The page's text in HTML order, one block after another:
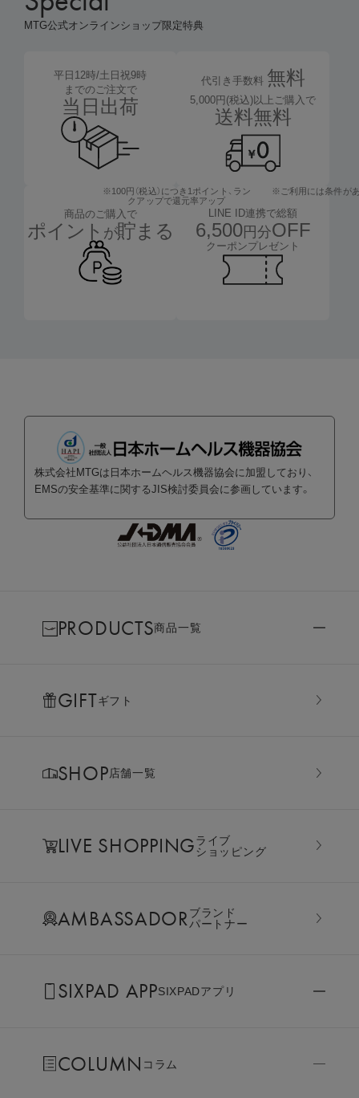
MTG公式オンラインショップ限定特典
平日12時/土日祝9時
までのご注文で
当日出荷
代引き手数料 無料
5,000円(税込)以上ご購入で
送料無料
商品のご購入で
ポイント が貯まる
※100円（税込）につき1ポイント、 ラン
クアップで還元率アップ
LINE ID連携で総額
6,500円分OFF
クーポンプレゼント
※ご利用には条件が
株式会社MTGは日本ホームヘルス機器協会に加盟しており、
EMSの安全基準に関するJIS検討委員会に参画しています。
PRODUCTS商品一覧
GIFTギフト
SHOP店舗一覧
LIVE SHOPPINGライブ
ショッピング
AMBASSADORブランド
パートナー
SIXPAD APPSIXPADアプリ
COLUMN コラム